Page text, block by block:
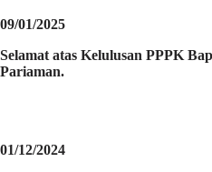
09/01/2025
Selamat atas Kelulusan PPPK
Pariaman.
01/12/2024